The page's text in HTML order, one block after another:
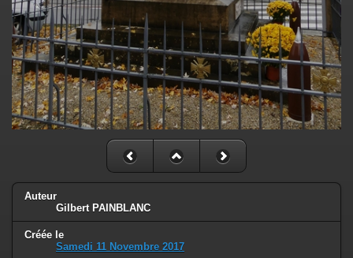
Auteur
Gilbert PAINBLANC
Créée le
Samedi 11 Novembre 2017